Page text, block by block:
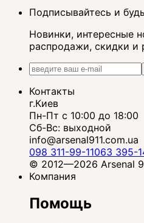
Подписывайтесь и
Новинки, интересные
распродажи, скидки и
Контакты
г.Киев
Пн-Пт с 10:00 до 18:00
Сб-Вс: выходной
info@arsenal911.com.ua
098 311-99-11063 395-
© 2012—2026 Arsenal
Компания
Помощь